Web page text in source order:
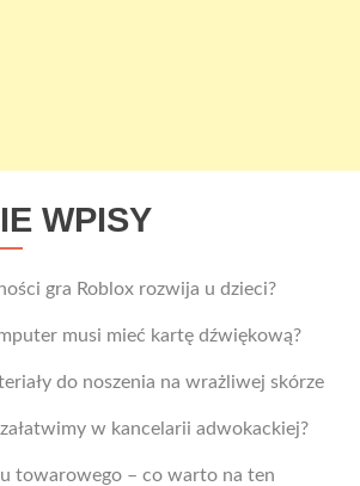
WPISY
gra Roblox rozwija u dzieci?
musi mieć kartę dźwiękową?
do noszenia na wrażliwej skórze
w kancelarii adwokackiej?
towarowego – co warto na ten